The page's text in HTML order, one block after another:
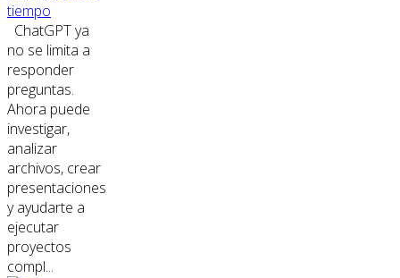
tiempo
ChatGPT ya
no se limita a
responder
preguntas.
Ahora puede
investigar,
analizar
archivos, crear
presentaciones
y ayudarte a
ejecutar
proyectos
compl...